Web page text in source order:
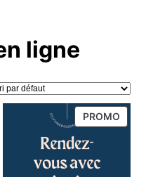
ligne
PROMO
EN